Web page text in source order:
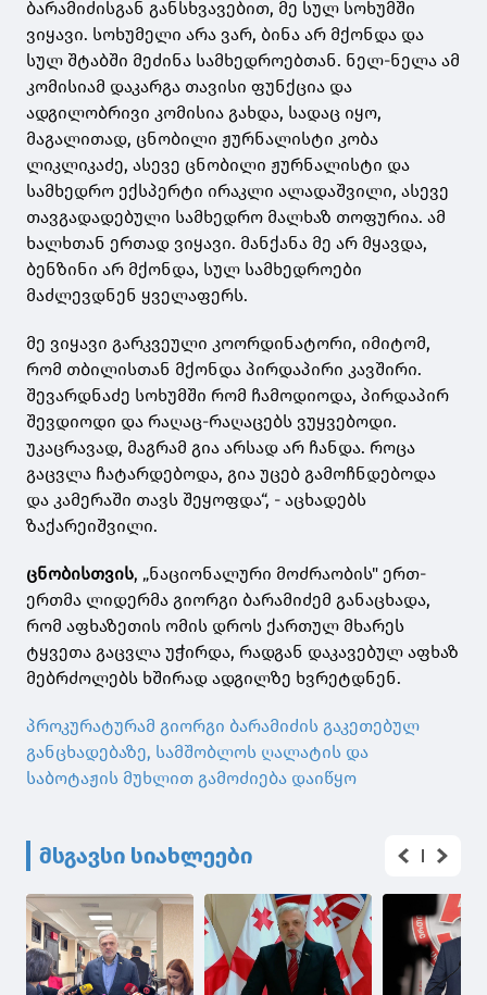
ბარამიძისგან განსხვავებით, მე სულ სოხუმში
ვიყავი. სოხუმელი არა ვარ, ბინა არ მქონდა და
სულ შტაბში მეძინა სამხედროებთან. ნელ-ნელა ამ
კომისიამ დაკარგა თავისი ფუნქცია და
ადგილობრივი კომისია გახდა, სადაც იყო,
მაგალითად, ცნობილი ჟურნალისტი კობა
ლიკლიკაძე, ასევე ცნობილი ჟურნალისტი და
სამხედრო ექსპერტი ირაკლი ალადაშვილი, ასევე
თავგადადებული სამხედრო მალხაზ თოფურია. ამ
ხალხთან ერთად ვიყავი. მანქანა მე არ მყავდა,
ბენზინი არ მქონდა, სულ სამხედროები
მაძლევდნენ ყველაფერს.
მე ვიყავი გარკვეული კოორდინატორი, იმიტომ,
რომ თბილისთან მქონდა პირდაპირი კავშირი.
შევარდნაძე სოხუმში რომ ჩამოდიოდა, პირდაპირ
შევდიოდი და რაღაც-რაღაცებს ვუყვებოდი.
უკაცრავად, მაგრამ გია არსად არ ჩანდა. როცა
გაცვლა ჩატარდებოდა, გია უცებ გამოჩნდებოდა
და კამერაში თავს შეყოფდა“, - აცხადებს
ზაქარეიშვილი.
ცნობისთვის, „ნაციონალური მოძრაობის" ერთ-
ერთმა ლიდერმა გიორგი ბარამიძემ განაცხადა,
რომ აფხაზეთის ომის დროს ქართულ მხარეს
ტყვეთა გაცვლა უჭირდა, რადგან დაკავებულ აფხაზ
მებრძოლებს ხშირად ადგილზე ხვრეტდნენ.
პროკურატურამ გიორგი ბარამიძის გაკეთებულ
განცხადებაზე, სამშობლოს ღალატის და
საბოტაჟის მუხლით გამოძიება დაიწყო
მსგავსი სიახლეები